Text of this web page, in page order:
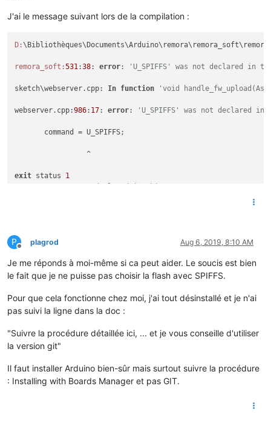
J'ai le message suivant lors de la compilation :
D:
remora_soft:531:38: error: 'U_SPIFFS' was not declared in
sketch\webserver.cpp: In function 'void
webserver.cpp:986: 17: error: 'U_SPIFFS' was not declared in
       command = U_SPIFFS;
                 ^
exit status 1
P
Offline
plagrod Aug 6, 2019, 8:10 AM
Je me réponds à moi-même si ca peut aider. Le soucis est bien
le fait que je ne puisse pas choisir la flash avec SPIFFS.
Pour que cela fonctionne chez moi, j'ai tout désinstallé et je n'ai
pas suivi la ligne dans la doc :
"Suivre la procédure détaillée ici, ... et je vous conseille d'utiliser
la version git"
Il faut installer Arduino bien-sûr mais surtout suivre la procédure
: Installing with Boards Manager et pas GIT.